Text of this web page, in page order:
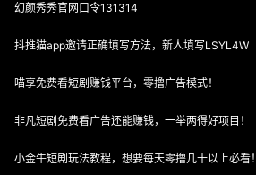
幻颜秀秀官网口令131314
抖推猫app邀请正确填写方法，新人填写LSYL4W
喵享免费看短剧赚钱平台，零撸广告模式！
非凡短剧免费看广告还能赚钱，一举两得好项目！
小金牛短剧玩法教程，想要每天零撸几十以上必看！